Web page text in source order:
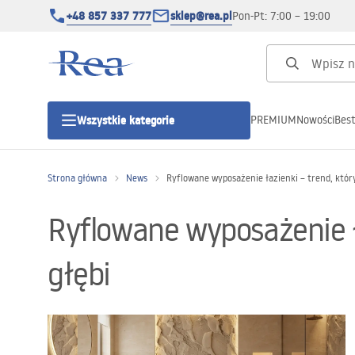
+48 857 337 777 sklep@rea.plPon-Pt: 7:00 – 19:00
Wszystkie kategorie
Kategorie produktowe
Odpływy liniowe
PREMIUMNowości
Strona główna News Ryflowane wyposażenie łazienki – trend,
Ryflowane
głębi